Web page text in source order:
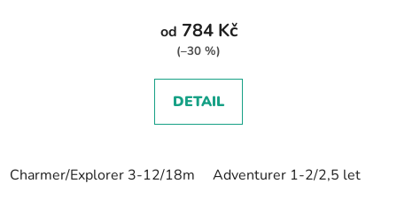
od 784 Kč
(–30 %)
DETAIL
Charmer/Explorer 3-12/18m Adventurer 1-2/2,5 let